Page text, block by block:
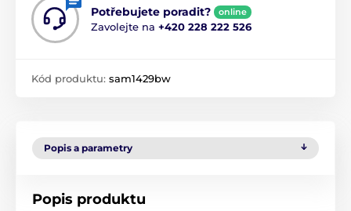
Potřebujete poradit? online
Zavolejte na +420 228 222 526
Kód produktu: sam1429bw
Popis a parametry
Popis produktu